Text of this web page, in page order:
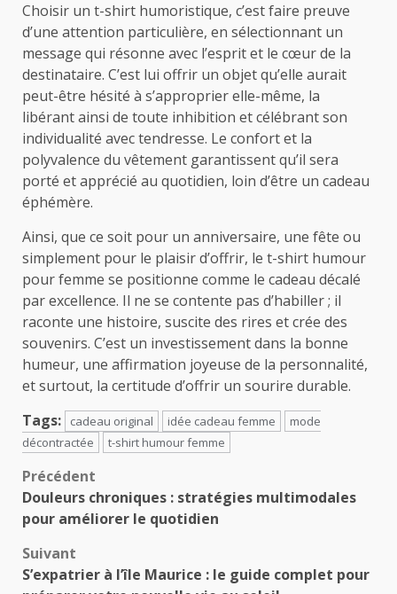
Choisir un t-shirt humoristique, c’est faire preuve
d’une attention particulière, en sélectionnant un
message qui résonne avec l’esprit et le cœur de la
destinataire. C’est lui offrir un objet qu’elle aurait
peut-être hésité à s’approprier elle-même, la
libérant ainsi de toute inhibition et célébrant son
individualité avec tendresse. Le confort et la
polyvalence du vêtement garantissent qu’il sera
porté et apprécié au quotidien, loin d’être un cadeau
éphémère.
Ainsi, que ce soit pour un anniversaire, une fête ou
simplement pour le plaisir d’offrir, le t-shirt humour
pour femme se positionne comme le cadeau décalé
par excellence. Il ne se contente pas d’habiller ; il
raconte une histoire, suscite des rires et crée des
souvenirs. C’est un investissement dans la bonne
humeur, une affirmation joyeuse de la personnalité,
et surtout, la certitude d’offrir un sourire durable.
Tags:
cadeau original idée cadeau femme
mode
décontractée
t-shirt humour femme
Navigation
d’article
Précédent
Douleurs chroniques : stratégies multimodales
pour améliorer le quotidien
Suivant
S’expatrier à l’île Maurice : le guide complet pour